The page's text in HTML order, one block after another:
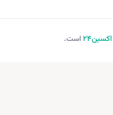
اکسین‌24 است.